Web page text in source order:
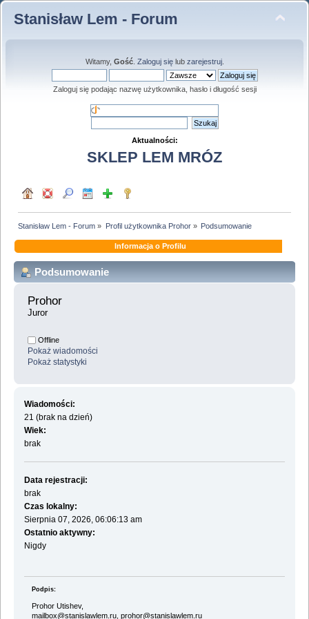
Stanisław Lem - Forum
Witamy, Gość. Zaloguj sięlub zarejestruj.
Zaloguj się podając nazwę użytkownika, hasło i długość sesji
Aktualności:
SKLEP LEM MRÓZ
Stanisław Lem - Forum » Profil użytkownika Prohor» Podsumowanie
Informacja o Profilu
Podsumowanie
Prohor
Juror
Offline
Pokaż wiadomości
Pokaż statystyki
Wiadomości:
21 (brak na dzień)
Wiek:
brak
Data rejestracji:
brak
Czas lokalny:
Sierpnia 07, 2026, 06:06:13 am
Ostatnio aktywny:
Nigdy
Podpis:
Prohor Utishev,
mailbox@stanislawlem.ru, prohor@stanislawlem.ru